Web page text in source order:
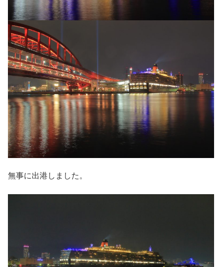
無事に出港しました。